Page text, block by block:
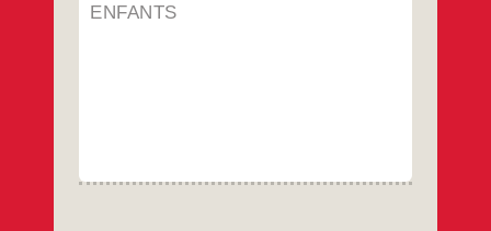
ENFANTS